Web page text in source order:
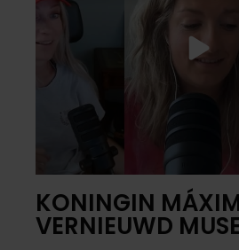
KONINGIN
VERNIEUWD